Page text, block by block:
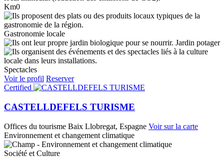
Km0
Gastronomie locale
Jardin potager
Spectacles
Voir le profil Reserver
Certified
CASTELLDEFELS TURISME
Offices du tourisme Baix Llobregat, Espagne Voir sur la carte
Environnement et changement climatique
Société et Culture